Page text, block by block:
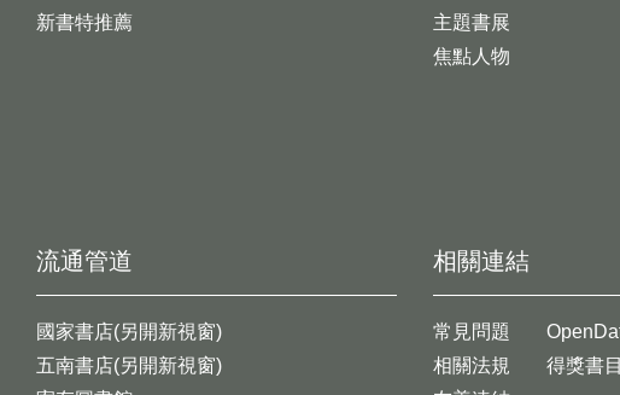
新書特推薦
主題書展
焦點人物
流通管道
國家書店(另開新視窗)
五南書店(另開新視窗)
相關連結
常見問題
相關法規
得獎書目